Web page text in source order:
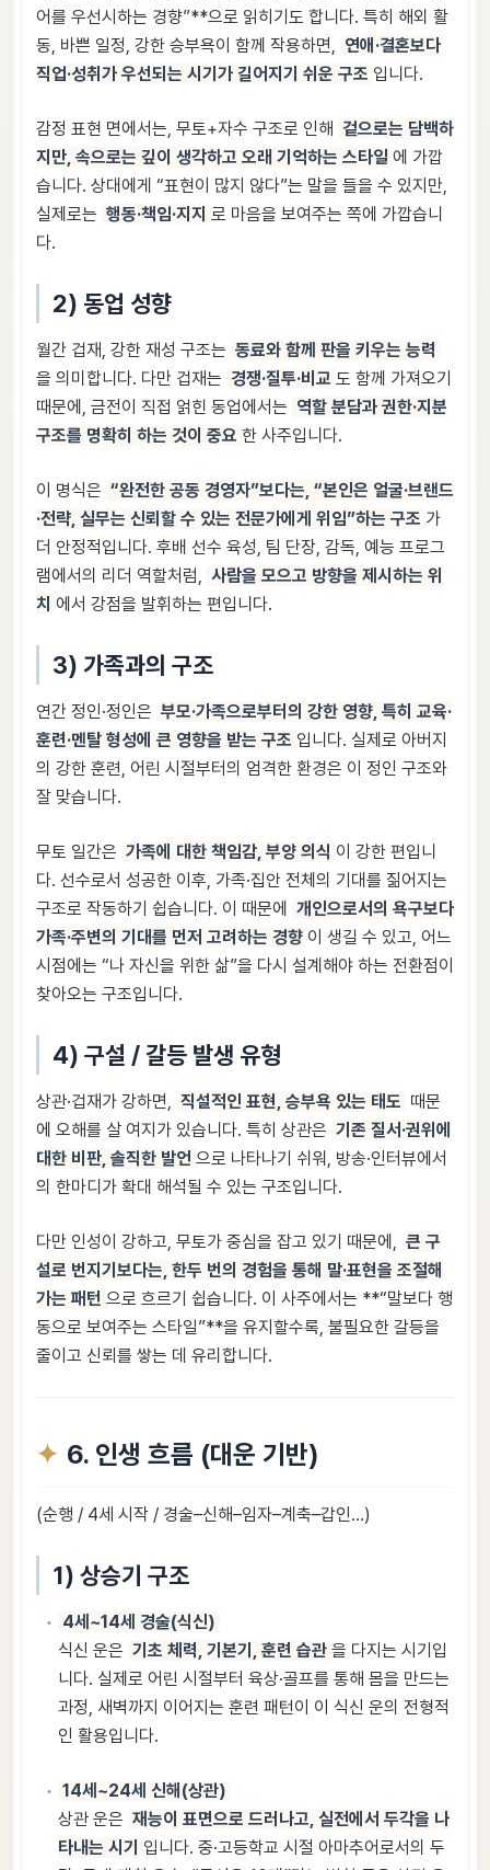
어를 우선시하는 경향”**으로 읽히기도 합니다. 특히 해외 활
동, 바쁜 일정, 강한 승부욕이 함께 작용하면, 연애·결혼보다
직업·성취가 우선되는 시기가 길어지기 쉬운 구조 입니다.
감정 표현 면에서는, 무토+자수 구조로 인해 겉으로는 담백하
지만, 속으로는 깊이 생각하고 오래 기억하는 스타일 에 가깝
습니다. 상대에게 “표현이 많지 않다”는 말을 들을 수 있지만,
실제로는 행동·책임·지지 로 마음을 보여주는 쪽에 가깝습니
다.
2) 동업 성향
월간 겁재, 강한 재성 구조는 동료와 함께 판을 키우는 능력
을 의미합니다. 다만 겁재는 경쟁·질투·비교 도 함께 가져오기
때문에, 금전이 직접 얽힌 동업에서는 역할 분담과 권한·지분
구조를 명확히 하는 것이 중요 한 사주입니다.
이 명식은 “완전한 공동 경영자”보다는, “본인은 얼굴·브랜드
·전략, 실무는 신뢰할 수 있는 전문가에게 위임”하는 구조 가
더 안정적입니다. 후배 선수 육성, 팀 단장, 감독, 예능 프로그
램에서의 리더 역할처럼, 사람을 모으고 방향을 제시하는 위
치 에서 강점을 발휘하는 편입니다.
3) 가족과의 구조
연간 정인·정인은 부모·가족으로부터의 강한 영향, 특히 교육·
훈련·멘탈 형성에 큰 영향을 받는 구조 입니다. 실제로 아버지
의 강한 훈련, 어린 시절부터의 엄격한 환경은 이 정인 구조와
잘 맞습니다.
무토 일간은 가족에 대한 책임감, 부양 의식 이 강한 편입니
다. 선수로서 성공한 이후, 가족·집안 전체의 기대를 짊어지는
구조로 작동하기 쉽습니다. 이 때문에
개인으로서의 욕구보다
가족·주변의 기대를 먼저 고려하는 경향 이 생길 수 있고, 어느
시점에는 “나 자신을 위한 삶”을 다시 설계해야 하는 전환점이
찾아오는 구조입니다.
4) 구설 / 갈등 발생 유형
상관·겁재가 강하면, 직설적인 표현, 승부욕 있는 태도 때문
에 오해를 살 여지가 있습니다. 특히 상관은 기존 질서·권위에
대한 비판, 솔직한 발언 으로 나타나기 쉬워, 방송·인터뷰에서
의 한마디가 확대 해석될 수 있는 구조입니다.
다만 인성이 강하고, 무토가 중심을 잡고 있기 때문에, 큰 구
설로 번지기보다는, 한두 번의 경험을 통해 말·표현을 조절해
가는 패턴 으로 흐르기 쉽습니다. 이 사주에서는 **“말보다 행
동으로 보여주는 스타일”**을 유지할수록, 불필요한 갈등을
줄이고 신뢰를 쌓는 데 유리합니다.
6. 인생 흐름 (대운 기반)
(순행 / 4세 시작 / 경술–신해–임자–계축–갑인…)
1) 상승기 구조
4세~14세 경술(식신)
식신 운은 기초 체력, 기본기, 훈련 습관 을 다지는 시기입
니다. 실제로 어린 시절부터 육상·골프를 통해 몸을 만드는
과정, 새벽까지 이어지는 훈련 패턴이 이 식신 운의 전형적
인 활용입니다.
14세~24세 신해(상관)
상관 운은 재능이 표면으로 드러나고, 실전에서 두각을 나
타내는 시기 입니다. 중·고등학교 시절 아마추어로서의 두